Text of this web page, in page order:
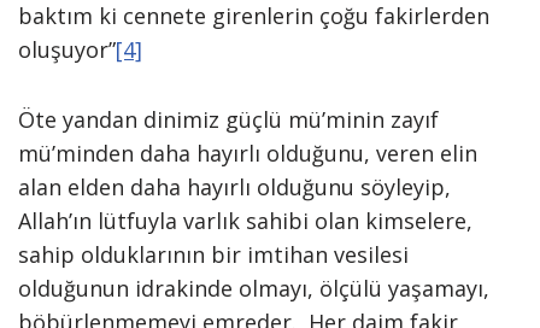
baktım ki cennete girenlerin çoğu fakirlerden
oluşuyor”[4]
Öte yandan dinimiz güçlü mü’minin zayıf
mü’minden daha hayırlı olduğunu, veren elin
alan elden daha hayırlı olduğunu söyleyip,
Allah’ın lütfuyla varlık sahibi olan kimselere,
sahip olduklarının bir imtihan vesilesi
olduğunun idrakinde olmayı, ölçülü yaşamayı,
böbürlenmemeyi emreder. Her daim fakir